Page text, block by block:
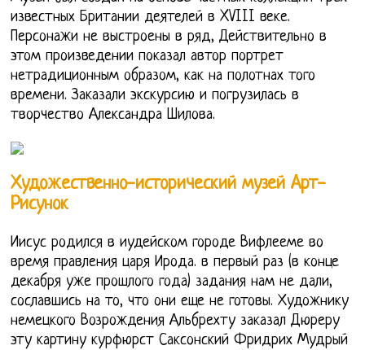
известных Британии деятелей в XVIII веке.
Персонажи не выстроены в ряд, Действительно в
этом произведении показал автор портрет
нетрадиционным образом, как на полотнах того
времени. Заказали экскурсию и погрузилась в
творчество Александра Шилова.
Художественно-исторический музей Арт-
Рисунок
Иисус родился в иудейском городе Вифлееме во
время правления царя Ирода. в первый раз (в конце
декабря уже прошлого года) задания нам не дали,
сославшись на то, что они еще не готовы. Художнику
немецкого Возрождения Альбрехту заказал Дюреру
эту картину курфюрст Саксонский Фридрих Мудрый